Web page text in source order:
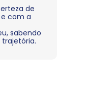
de
com a
sabendo
trajetória.